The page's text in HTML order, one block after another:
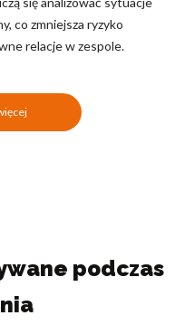
co zmniejsza ryzyko
relacje w zespole.
podczas